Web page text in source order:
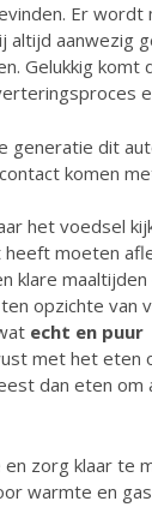
Er
altijd aanwezig
Gelukkig
generatie dit
komen
het voedsel
moeten
klare
opzichte van
echt en puur
met het eten
dan eten om
zorg klaar te
warmte en